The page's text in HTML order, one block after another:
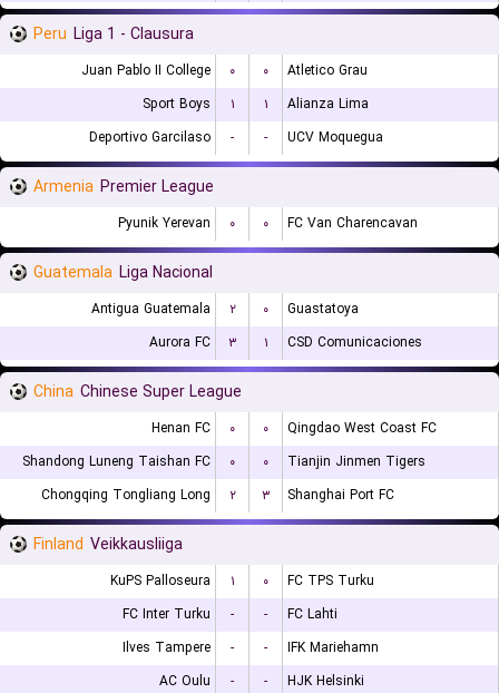
Peru Liga 1 - Clausura
Juan Pablo II College ۰ ۰
Atletico Grau
Sport Boys
۱ ۱
Alianza Lima
Deportivo Garcilaso
- - UCV Moquegua
Armenia Premier League
Pyunik Yerevan ۰ ۰ FC Van Charencavan
Guatemala Liga Nacional
Antigua Guatemala ۲ ۰
Guastatoya
Aurora FC
۳ ۱ CSD Comunicaciones
China Chinese Super League
Henan FC ۰ ۰
Qingdao West Coast FC
Shandong Luneng Taishan FC
۰ ۰
Tianjin Jinmen Tigers
Chongqing Tongliang Long
۲ ۳ Shanghai Port FC
Finland Veikkausliiga
KuPS Palloseura ۱ ۰
FC TPS Turku
FC Inter Turku
- -
FC Lahti
Ilves Tampere
- -
IFK Mariehamn
AC Oulu
- - HJK Helsinki